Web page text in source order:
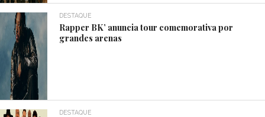
DESTAQUE
Rapper BK’ anuncia tour comemorativa por
grandes arenas
DESTAQUE